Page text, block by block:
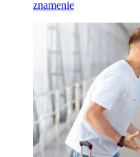
znamenie